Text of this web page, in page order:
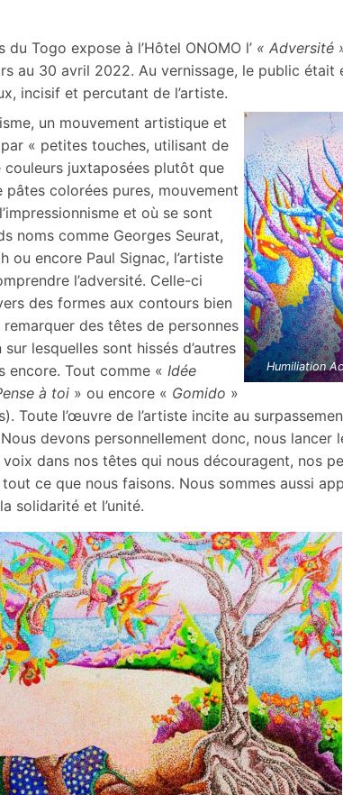
du Togo expose à l’Hôtel ONOMO l’ « Adversité
au 30 avril 2022. Au vernissage, le public
incisif et percutant de l’artiste.
Humiliation
un mouvement artistique et
« petites touches, utilisant de
couleurs juxtaposées plutôt que
pâtes colorées pures, mouvement
et où se sont
noms comme Georges Seurat,
ou encore Paul Signac, l’artiste
l’adversité. Celle-ci
des formes aux contours bien
des têtes de personnes
lesquelles sont hissés d’autres
encore. Tout comme « Idée
à toi » ou encore « Gomido »
Toute l’œuvre de l’artiste incite au
devons personnellement donc, nous lancer
dans nos têtes qui nous découragent, nos
ce que nous faisons. Nous sommes aussi
solidarité et l’unité.